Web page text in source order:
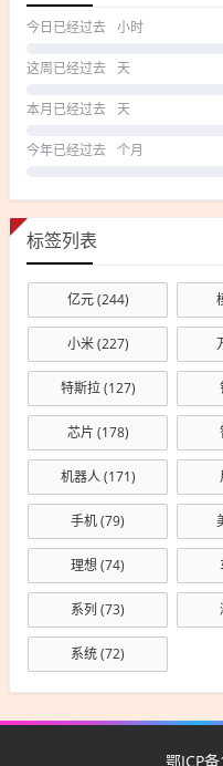
今日已经过去 小时
这周已经过去 天
本月已经过去 天
今年已经过去 个月
标签列表
亿元(244)
小米(227)
特斯拉(127)
芯片 (178)
机器人(171)
手机(79)
理想(74)
系列 (73)
系统(72)
鄂ICP